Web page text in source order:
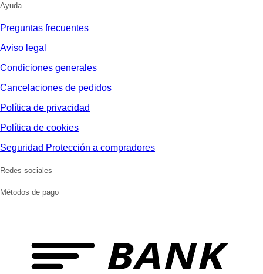
Ayuda
Preguntas frecuentes
Aviso legal
Condiciones generales
Cancelaciones de pedidos
Política de privacidad
Política de cookies
Seguridad Protección a compradores
Redes sociales
Métodos de pago